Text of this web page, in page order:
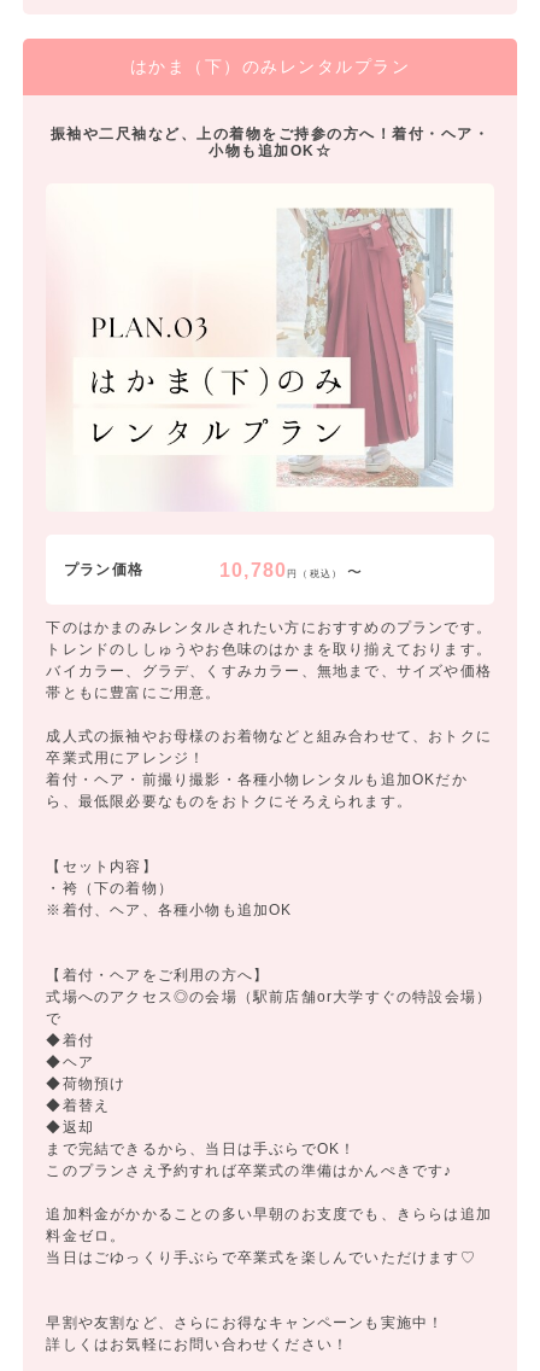
はかま（下）のみレンタルプラン
振袖や二尺袖など、上の着物をご持参の方へ！着付・ヘア・
小物も追加OK☆
プラン価格 10,780円（税込） 〜
下のはかまのみレンタルされたい方におすすめのプランです。
トレンドのししゅうやお色味のはかまを取り揃えております。
バイカラー、グラデ、くすみカラー、無地まで、サイズや価格
帯ともに豊富にご用意。
成人式の振袖やお母様のお着物などと組み合わせて、おトクに
卒業式用にアレンジ！
着付・ヘア・前撮り撮影・各種小物レンタルも追加OKだか
ら、最低限必要なものをおトクにそろえられます。
【セット内容】
・袴（下の着物）
※着付、ヘア、各種小物も追加OK
【着付・ヘアをご利用の方へ】
式場へのアクセス◎の会場（駅前店舗or大学すぐの特設会場）
で
◆着付
◆ヘア
◆荷物預け
◆着替え
◆返却
まで完結できるから、当日は手ぶらでOK！
このプランさえ予約すれば卒業式の準備はかんぺきです♪
追加料金がかかることの多い早朝のお支度でも、きららは追加
料金ゼロ。
当日はごゆっくり手ぶらで卒業式を楽しんでいただけます♡
早割や友割など、さらにお得なキャンペーンも実施中！
詳しくはお気軽にお問い合わせください！